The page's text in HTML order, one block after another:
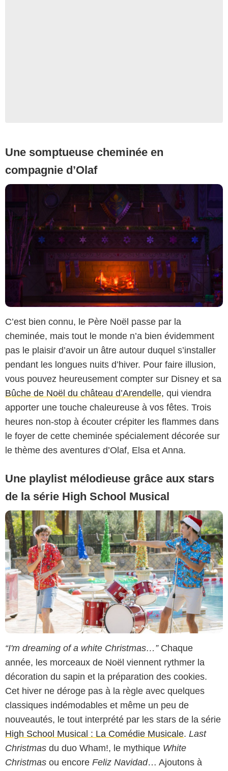
Une somptueuse cheminée en
compagnie d’Olaf
C’est bien connu, le Père Noël passe par la
cheminée, mais tout le monde n’a bien évidemment
pas le plaisir d’avoir un âtre autour duquel s’installer
pendant les longues nuits d’hiver. Pour faire illusion,
vous pouvez heureusement compter sur Disney et sa
Bûche de Noël du château d’Arendelle, qui viendra
apporter une touche chaleureuse à vos fêtes. Trois
heures non-stop à écouter crépiter les flammes dans
le foyer de cette cheminée spécialement décorée sur
le thème des aventures d’Olaf, Elsa et Anna.
Une playlist mélodieuse grâce aux stars
de la série High School Musical
“I'm dreaming of a white Christmas…”Chaque
année, les morceaux de Noël viennent rythmer la
décoration du sapin et la préparation des cookies.
Cet hiver ne déroge pas à la règle avec quelques
classiques indémodables et même un peu de
nouveautés, le tout interprété par les stars de la série
High School Musical : La Comédie Musicale. Last
Christmas du duo Wham!, le mythique White
Christmas ou encore Feliz Navidad… Ajoutons à